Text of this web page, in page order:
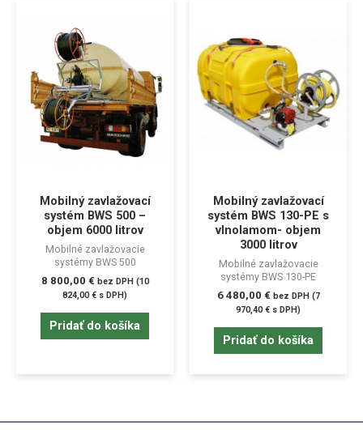
Mobilný zavlažovací
systém BWS 500 –
objem 6000 litrov
Mobilné zavlažovacie
systémy BWS 500
8 800,00 € bez DPH (10
824,00€ s DPH)
Pridať do košíka
Mobilný zavlažovací
systém BWS 130-PE s
vlnolamom- objem
3000 litrov
Mobilné zavlažovacie
systémy BWS 130-PE
6 480,00 € bez DPH (7
970,40€ s DPH)
Pridať do košíka